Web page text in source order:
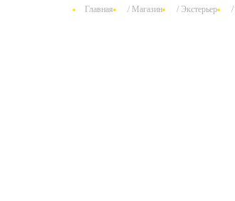
Главная / Магазин / Экстерьер /